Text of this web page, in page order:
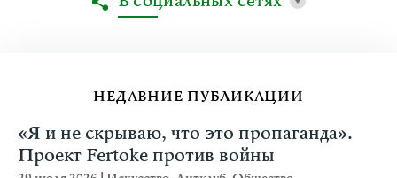
НЕДАВНИЕ ПУБЛИКАЦИИ
«Я и не скрываю, что это пропаганда».
Проект Fertoke против войны